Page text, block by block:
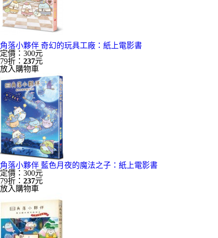
角落小夥伴 奇幻的玩具工廠：紙上電影書
定價：300元
79折： 237元
放入購物車
角落小夥伴 藍色月夜的魔法之子：紙上電影書
定價：300元
79折： 237元
放入購物車